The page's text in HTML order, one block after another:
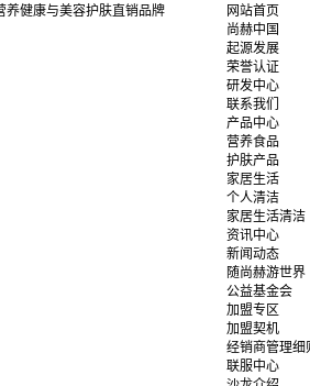
网站首页
尚赫中国
起源发展
荣誉认证
研发中心
联系我们
产品中心
营养食品
护肤产品
家居生活
个人清洁
家居生活清洁
资讯中心
新闻动态
随尚赫游世界
公益基金会
加盟专区
加盟契机
经销商管理细
联服中心